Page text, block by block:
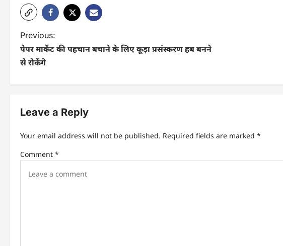
P
o
n
i
Previous:
पेपर मार्केट की पहचान बचाने के लिए कूड़ा प्रसंस्करण हब बनने
से रोकेंगे
Leave a Reply
Your email address will not be published. Required fields are marked *
Comment *